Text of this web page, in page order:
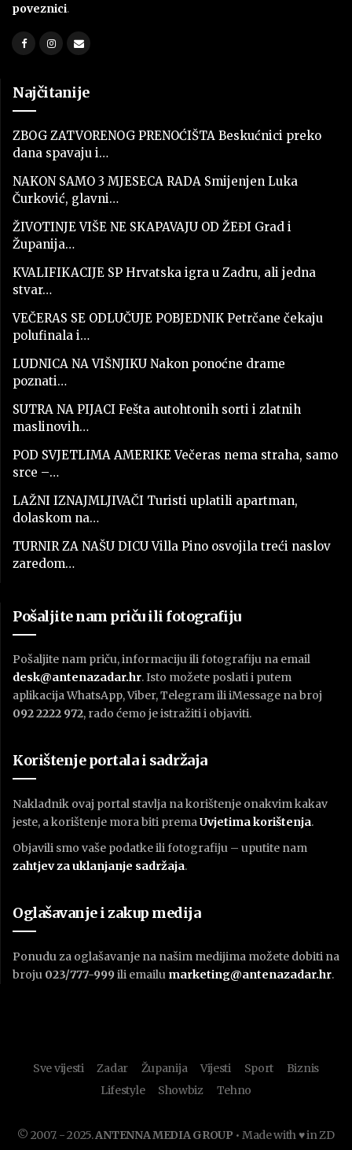
poveznici.
Najčitanije
ZBOG ZATVORENOG PRENOĆIŠTA Beskućnici preko
dana spavaju i…
NAKON SAMO 3 MJESECA RADA Smijenjen Luka
Čurković, glavni…
ŽIVOTINJE VIŠE NE SKAPAVAJU OD ŽEĐI Grad i
Županija…
KVALIFIKACIJE SP Hrvatska igra u Zadru, ali jedna
stvar…
VEČERAS SE ODLUČUJE POBJEDNIK Petrčane čekaju
polufinala i…
LUDNICA NA VIŠNJIKU Nakon ponoćne drame
poznati…
SUTRA NA PIJACI Fešta autohtonih sorti i zlatnih
maslinovih…
POD SVJETLIMA AMERIKE Večeras nema straha, samo
srce –…
LAŽNI IZNAJMLJIVAČI Turisti uplatili apartman,
dolaskom na…
TURNIR ZA NAŠU DICU Villa Pino osvojila treći naslov
zaredom…
Pošaljite nam priču ili fotografiju
Pošaljite nam priču, informaciju ili fotografiju na email
desk@antenazadar.hr. Isto možete poslati i putem
aplikacija WhatsApp, Viber, Telegram ili iMessage na broj
092 2222 972, rado ćemo je istražiti i objaviti.
Korištenje portala i sadržaja
Nakladnik ovaj portal stavlja na korištenje onakvim kakav
jeste, a korištenje mora biti premaUvjetima korištenja.
Objavili smo vaše podatke ili fotografiju – uputite nam
zahtjev za uklanjanje sadržaja.
Oglašavanje i zakup medija
Ponudu za oglašavanje na našim medijima možete dobiti na
broju 023/777-999 ili emailu marketing@antenazadar.hr.
Sve vijesti Zadar Županija Vijesti Sport
Biznis
Lifestyle
Showbiz Tehno
© 2007. - 2025.ANTENNA MEDIA GROUP • Made with ♥ in ZD